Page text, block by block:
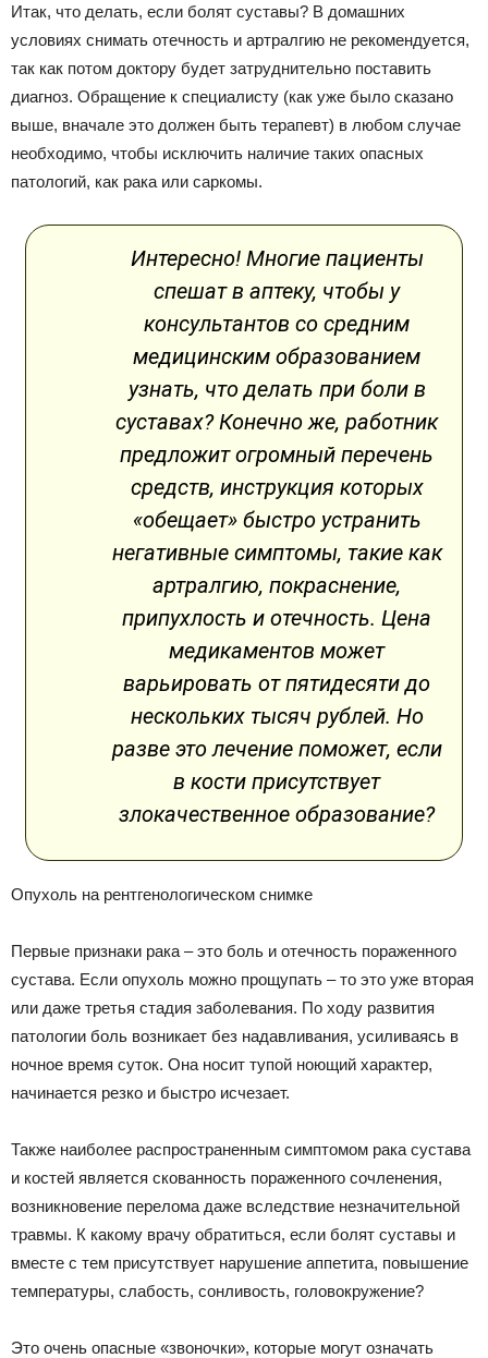
Итак, что делать, если болят суставы? В домашних
условиях снимать отечность и артралгию не рекомендуется,
так как потом доктору будет затруднительно поставить
диагноз. Обращение к специалисту (как уже было сказано
выше, вначале это должен быть терапевт) в любом случае
необходимо, чтобы исключить наличие таких опасных
патологий, как рака или саркомы.
Интересно! Многие пациенты
спешат в аптеку, чтобы у
консультантов со средним
медицинским образованием
узнать, что делать при боли в
суставах? Конечно же, работник
предложит огромный перечень
средств, инструкция которых
«обещает» быстро устранить
негативные симптомы, такие как
артралгию, покраснение,
припухлость и отечность. Цена
медикаментов может
варьировать от пятидесяти до
нескольких тысяч рублей. Но
разве это лечение поможет, если
в кости присутствует
злокачественное образование?
Опухоль на рентгенологическом снимке
Первые признаки рака – это боль и отечность пораженного
сустава. Если опухоль можно прощупать – то это уже вторая
или даже третья стадия заболевания. По ходу развития
патологии боль возникает без надавливания, усиливаясь в
ночное время суток. Она носит тупой ноющий характер,
начинается резко и быстро исчезает.
Также наиболее распространенным симптомом рака сустава
и костей является скованность пораженного сочленения,
возникновение перелома даже вследствие незначительной
травмы. К какому врачу обратиться, если болят суставы и
вместе с тем присутствует нарушение аппетита, повышение
температуры, слабость, сонливость, головокружение?
Это очень опасные «звоночки», которые могут означать